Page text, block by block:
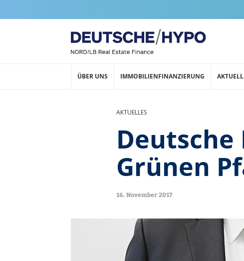
ÜBER UNS IMMOBILIENFINANZIERUNG
AKTUELLES
Grünen
16. November 2017